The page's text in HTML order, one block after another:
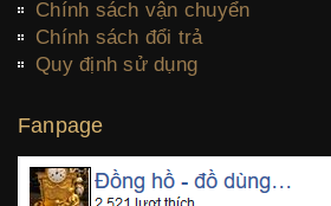
Chính sách vận chuyển
Chính sách đổi trả
Quy định sử dụng
Fanpage